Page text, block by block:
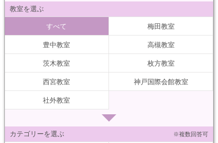
教室を選ぶ
すべて 梅田教室
豊中教室 高槻教室
茨木教室 枚方教室
西宮教室 神戸国際会館教室
社外教室
カテゴリーを選ぶ ※複数回答可